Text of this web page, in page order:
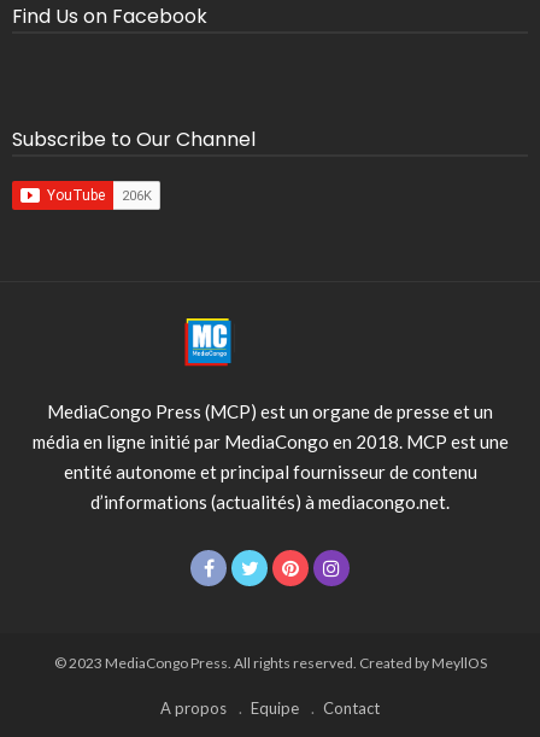
Find Us on Facebook
Subscribe to Our Channel
MediaCongo Press (MCP) est un organe de presse et un
média en ligne initié par MediaCongo en 2018. MCP est une
entité autonome et principal fournisseur de contenu
d’informations (actualités) à mediacongo.net.
© 2023 MediaCongo Press. All rights reserved. Created by MeyllOS
A propos Equipe Contact